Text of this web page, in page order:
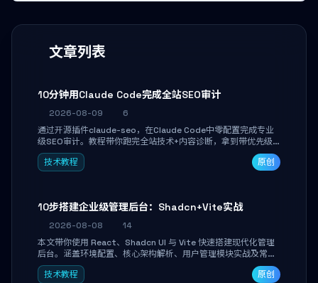
文章列表
10分钟用Claude Code完成全站SEO审计
2026-08-09
6
通过开源插件claude-seo，在Claude Code中零配置完成专业
级SEO审计。教程带你跑完全站技术+内容诊断，拿到带优先级
和验证方法的可执行修复清单，适合独立开发者、SEO从业者和
站长快速上手。
技术教程 原创
10步搭建企业级管理后台：Shadcn+Vite实战
2026-08-08
14
本文带你使用 React、Shadcn UI 与 Vite 快速搭建现代化管理
后台。涵盖环境配置、核心架构解析、用户管理模块实战及常见
踩坑指南。学完即可独立完成仪表盘搭建、组件拼装与主题定
制，满足企业级开发需求。
技术教程 原创